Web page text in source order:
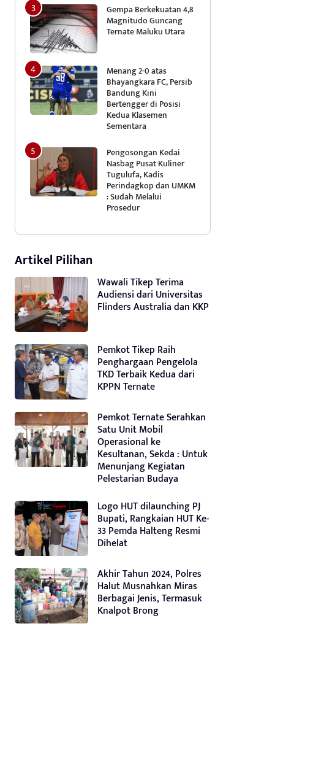
Gempa Berkekuatan 4,8
Magnitudo Guncang
Ternate Maluku Utara
Menang 2-0 atas
Bhayangkara FC, Persib
Bandung Kini
Bertengger di Posisi
Kedua Klasemen
Sementara
Pengosongan Kedai
Nasbag Pusat Kuliner
Tugulufa, Kadis
Perindagkop dan UMKM
: Sudah Melalui
Prosedur
Artikel Pilihan
Wawali Tikep Terima
Audiensi dari Universitas
Flinders Australia dan KKP
Pemkot Tikep Raih
Penghargaan Pengelola
TKD Terbaik Kedua dari
KPPN Ternate
Pemkot Ternate Serahkan
Satu Unit Mobil
Operasional ke
Kesultanan, Sekda : Untuk
Menunjang Kegiatan
Pelestarian Budaya
Logo HUT dilaunching PJ
Bupati, Rangkaian HUT Ke-
33 Pemda Halteng Resmi
Dihelat
Akhir Tahun 2024, Polres
Halut Musnahkan Miras
Berbagai Jenis, Termasuk
Knalpot Brong